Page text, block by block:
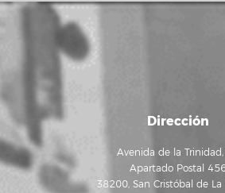
Dirección
Avenida de la
Apartado Postal
38200, San Cristóbal de